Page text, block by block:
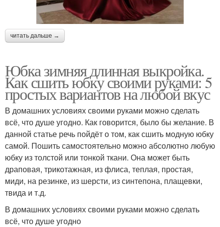
читать дальше →
Юбка зимняя длинная выкройка.
Как сшить юбку своими руками: 5
простых вариантов на любой вкус
В домашних условиях своими руками можно сделать
всё, что душе угодно. Как говорится, было бы желание. В
данной статье речь пойдёт о том, как сшить модную юбку
самой. Пошить самостоятельно можно абсолютно любую
юбку из толстой или тонкой ткани. Она может быть
драповая, трикотажная, из флиса, теплая, простая,
миди, на резинке, из шерсти, из синтепона, плащевки,
твида и т.д.
В домашних условиях своими руками можно сделать
всё, что душе угодно